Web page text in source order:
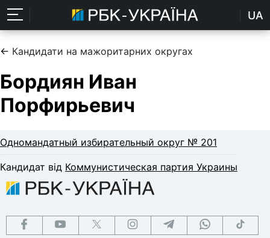
UA
← Кандидати на мажоритарних округах
Бордиян Иван
Порфирьевич
Одномандатный избирательный округ № 201
Кандидат від Коммунистическая партия Украины